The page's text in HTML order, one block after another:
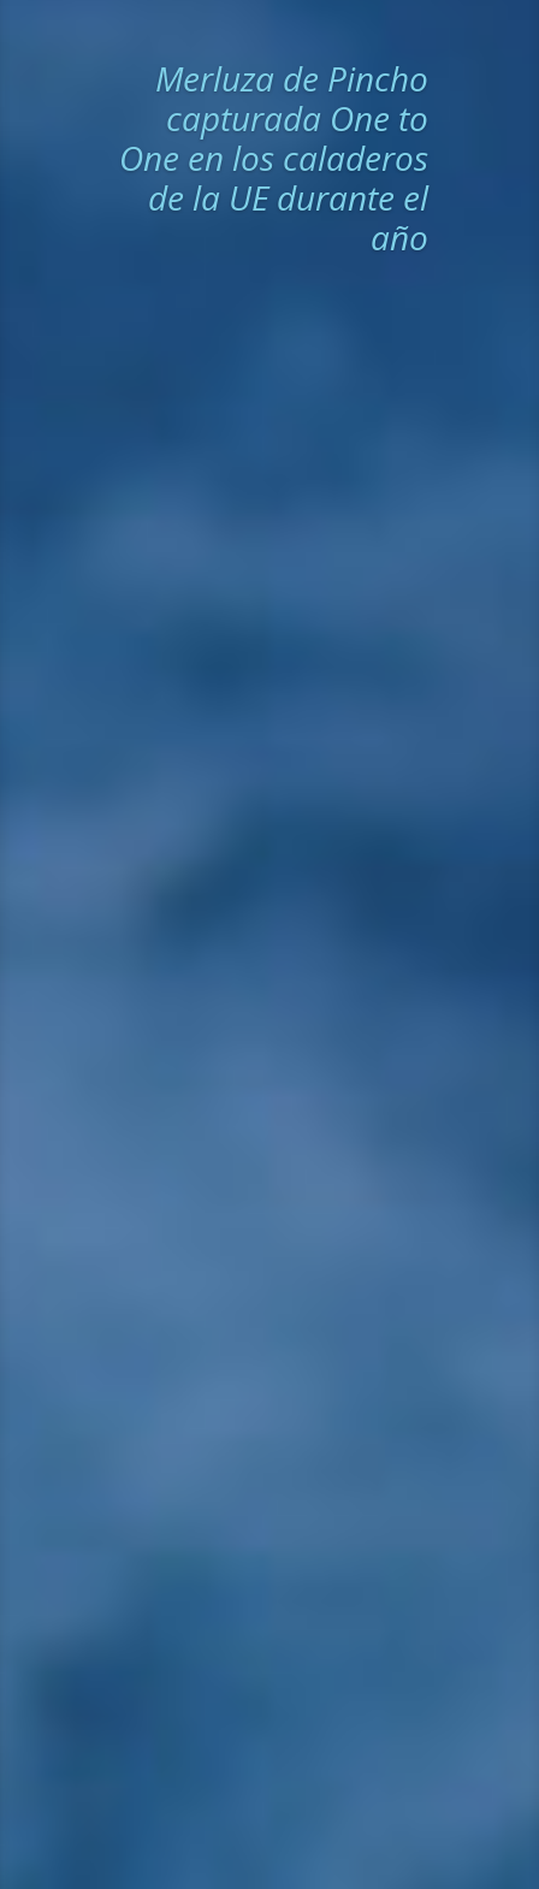
Merluza de Pincho
capturada One to
One en los caladeros
de la UE durante el
año